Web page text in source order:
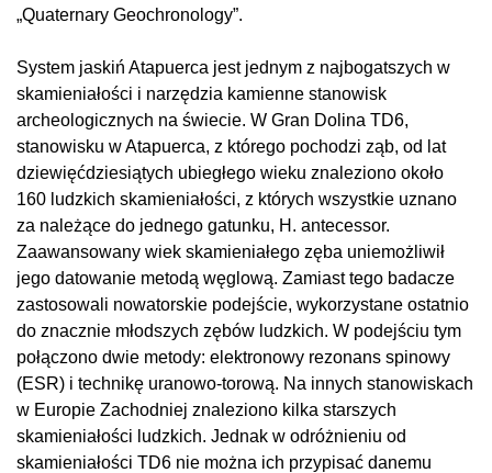
„Quaternary Geochronology”.
System jaskiń Atapuerca jest jednym z najbogatszych w
skamieniałości i narzędzia kamienne stanowisk
archeologicznych na świecie. W Gran Dolina TD6,
stanowisku w Atapuerca, z którego pochodzi ząb, od lat
dziewięćdziesiątych ubiegłego wieku znaleziono około
160 ludzkich skamieniałości, z których wszystkie uznano
za należące do jednego gatunku, H. antecessor.
Zaawansowany wiek skamieniałego zęba uniemożliwił
jego datowanie metodą węglową. Zamiast tego badacze
zastosowali nowatorskie podejście, wykorzystane ostatnio
do znacznie młodszych zębów ludzkich. W podejściu tym
połączono dwie metody: elektronowy rezonans spinowy
(ESR) i technikę uranowo-torową. Na innych stanowiskach
w Europie Zachodniej znaleziono kilka starszych
skamieniałości ludzkich. Jednak w odróżnieniu od
skamieniałości TD6 nie można ich przypisać danemu